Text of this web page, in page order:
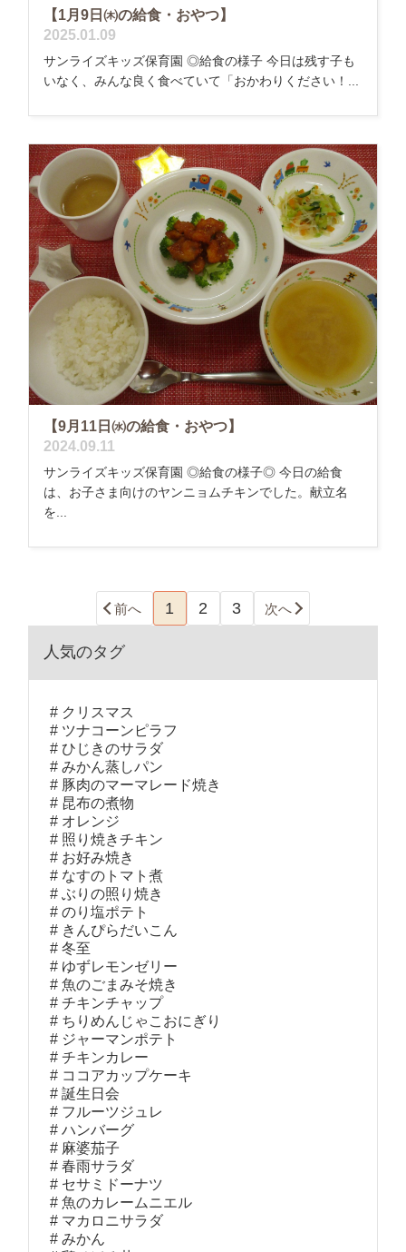
【1月9日㈭の給食・おやつ】
2025.01.09
サンライズキッズ保育園 ◎給食の様子 今日は残す子も
いなく、みんな良く食べていて「おかわりください！...
【9月11日㈬の給食・おやつ】
2024.09.11
サンライズキッズ保育園 ◎給食の様子◎ 今日の給食
は、お子さま向けのヤンニョムチキンでした。献立名
を...
前へ 1 2 3 次へ
人気のタグ
クリスマス
ツナコーンピラフ
ひじきのサラダ
みかん蒸しパン
豚肉のマーマレード焼き
昆布の煮物
オレンジ
照り焼きチキン
お好み焼き
なすのトマト煮
ぶりの照り焼き
のり塩ポテト
きんぴらだいこん
冬至
ゆずレモンゼリー
魚のごまみそ焼き
チキンチャップ
ちりめんじゃこおにぎり
ジャーマンポテト
チキンカレー
ココアカップケーキ
誕生日会
フルーツジュレ
ハンバーグ
麻婆茄子
春雨サラダ
セサミドーナツ
魚のカレームニエル
マカロニサラダ
みかん